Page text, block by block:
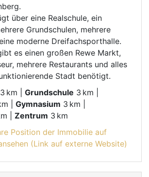
über eine Realschule, ein
Grundschulen, mehrere
moderne Dreifachsporthalle.
es einen großen Rewe Markt,
mehrere Restaurants und alles
Stadt benötigt.
3 km | Grundschule 3 km |
| Gymnasium 3 km |
| Zentrum 3 km
Position der Immobilie auf
(Link auf externe Website)